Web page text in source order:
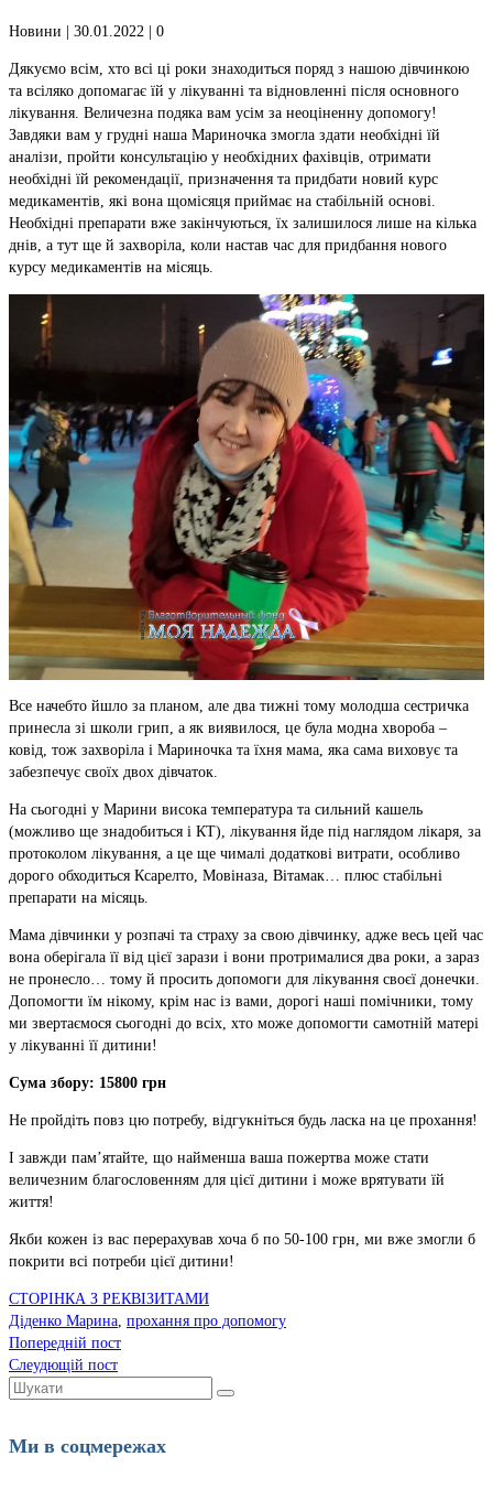
Новини | 30.01.2022 | 0
Дякуємо всім, хто всі ці роки знаходиться поряд з нашою дівчинкою
та всіляко допомагає їй у лікуванні та відновленні після основного
лікування. Величезна подяка вам усім за неоціненну допомогу!
Завдяки вам у грудні наша Мариночка змогла здати необхідні їй
аналізи, пройти консультацію у необхідних фахівців, отримати
необхідні їй рекомендації, призначення та придбати новий курс
медикаментів, які вона щомісяця приймає на стабільній основі.
Необхідні препарати вже закінчуються, їх залишилося лише на кілька
днів, а тут ще й захворіла, коли настав час для придбання нового
курсу медикаментів на місяць.
Все начебто йшло за планом, але два тижні тому молодша сестричка
принесла зі школи грип, а як виявилося, це була модна хвороба –
ковід, тож захворіла і Мариночка та їхня мама, яка сама виховує та
забезпечує своїх двох дівчаток.
На сьогодні у Марини висока температура та сильний кашель
(можливо ще знадобиться і КТ), лікування йде під наглядом лікаря, за
протоколом лікування, а це ще чималі додаткові витрати, особливо
дорого обходиться Ксарелто, Мовіназа, Вітамак… плюс стабільні
препарати на місяць.
Мама дівчинки у розпачі та страху за свою дівчинку, адже весь цей час
вона оберігала її від цієї зарази і вони протрималися два роки, а зараз
не пронесло… тому й просить допомоги для лікування своєї донечки.
Допомогти їм нікому, крім нас із вами, дорогі наші помічники, тому
ми звертаємося сьогодні до всіх, хто може допомогти самотній матері
у лікуванні її дитини!
Сума збору: 15800 грн
Не пройдіть повз цю потребу, відгукніться будь ласка на це прохання!
І завжди пам’ятайте, що найменша ваша пожертва може стати
величезним благословенням для цієї дитини і може врятувати їй
життя!
Якби кожен із вас перерахував хоча б по 50-100 грн, ми вже змогли б
покрити всі потреби цієї дитини!
СТОРІНКА З РЕКВІЗИТАМИ
Діденко Марина, прохання про допомогу
Попередній пост
Слеудющій пост
Шукати:
Ми в соцмережах